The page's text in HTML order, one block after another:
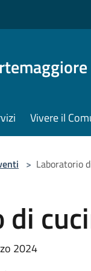
Vivere il
> Laboratorio
2024